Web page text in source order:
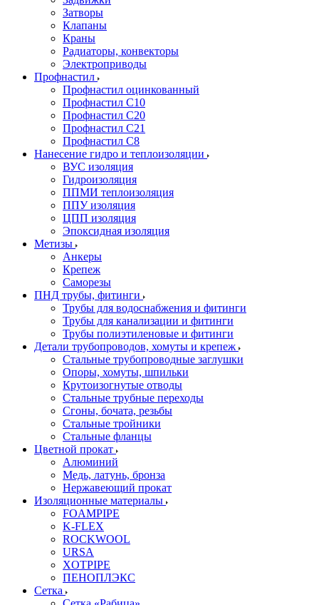
Затворы
Клапаны
Краны
Радиаторы, конвекторы
Электроприводы
Профнастил
Профнастил оцинкованный
Профнастил С10
Профнастил С20
Профнастил С21
Профнастил С8
Нанесение гидро и теплоизоляции
ВУС изоляция
Гидроизоляция
ППМИ теплоизоляция
ППУ изоляция
ЦПП изоляция
Эпоксидная изоляция
Метизы
Анкеры
Крепеж
Саморезы
ПНД трубы, фитинги
Трубы для водоснабжения и фитинги
Трубы для канализации и фитинги
Трубы полиэтиленовые и фитинги
Детали трубопроводов, хомуты и крепеж
Стальные трубопроводные заглушки
Опоры, хомуты, шпильки
Крутоизогнутые отводы
Стальные трубные переходы
Сгоны, бочата, резьбы
Стальные тройники
Стальные фланцы
Цветной прокат
Алюминий
Медь, латунь, бронза
Нержавеющий прокат
Изоляционные материалы
FOAMPIPE
K-FLEX
ROCKWOOL
URSA
XOTPIPE
ПЕНОПЛЭКС
Сетка